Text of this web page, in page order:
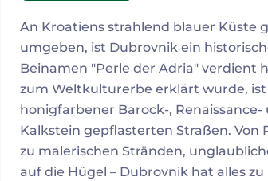
An Kroatiens strahlend blauer Küste
umgeben, ist Dubrovnik ein
Beinamen "Perle der Adria" verdient
zum Weltkulturerbe erklärt wurde,
honigfarbener Barock-,
Kalkstein gepflasterten Straßen. Von
zu malerischen Stränden,
auf die Hügel – Dubrovnik hat alles zu